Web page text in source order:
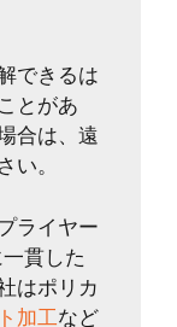
できるは
とがあ
合は、遠
い。
ライヤー
貫した
はポリカ
加工など